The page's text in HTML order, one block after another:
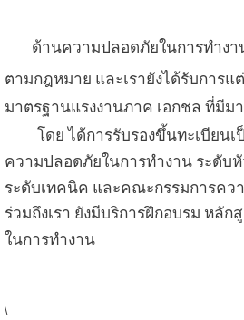
ด้านความปลอดภัยในการทำงา
ตามกฎหมาย และเรายังได้รับการแ
มาตรฐานแรงงานภาค เอกชล ที่มีม
โดย ได้การรับรองขึ้นทะเบียน
ความปลอดภัยในการทำงาน ระดับ
ระดับเทคนิค และคณะกรรมการคว
ร่วมถึงเรา ยังมีบริการฝึกอบรม หลัก
ในการทำงาน
\